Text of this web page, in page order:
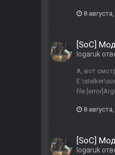
8
[SoC]
logaruk
А, вот
file
8
[SoC]
logaruk